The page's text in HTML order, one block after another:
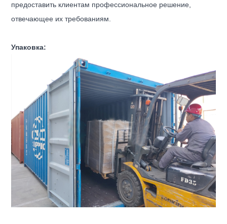
предоставить клиентам профессиональное решение,
отвечающее их требованиям.
Упаковка: